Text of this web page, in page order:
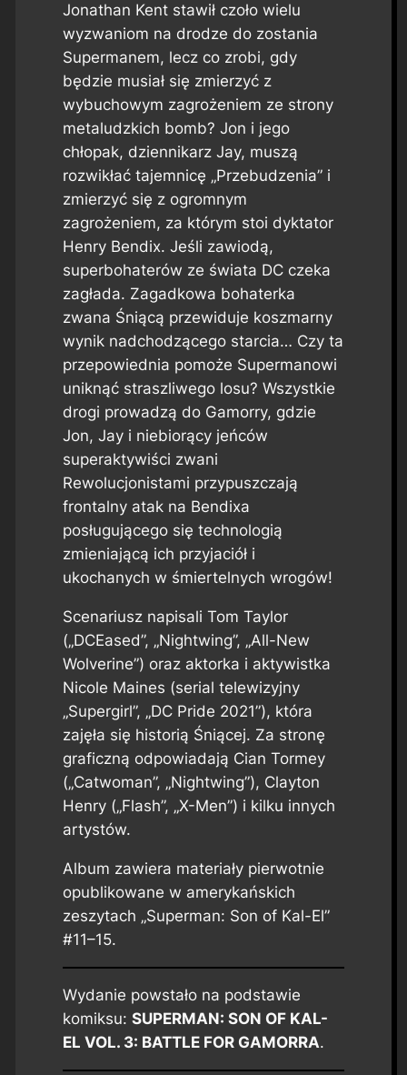
Jonathan Kent stawił czoło wielu
wyzwaniom na drodze do zostania
Supermanem, lecz co zrobi, gdy
będzie musiał się zmierzyć z
wybuchowym zagrożeniem ze strony
metaludzkich bomb? Jon i jego
chłopak, dziennikarz Jay, muszą
rozwikłać tajemnicę „Przebudzenia” i
zmierzyć się z ogromnym
zagrożeniem, za którym stoi dyktator
Henry Bendix. Jeśli zawiodą,
superbohaterów ze świata DC czeka
zagłada. Zagadkowa bohaterka
zwana Śniącą przewiduje koszmarny
wynik nadchodzącego starcia… Czy ta
przepowiednia pomoże Supermanowi
uniknąć straszliwego losu? Wszystkie
drogi prowadzą do Gamorry, gdzie
Jon, Jay i niebiorący jeńców
superaktywiści zwani
Rewolucjonistami przypuszczają
frontalny atak na Bendixa
posługującego się technologią
zmieniającą ich przyjaciół i
ukochanych w śmiertelnych wrogów!
Scenariusz napisali Tom Taylor
(„DCEased”, „Nightwing”, „All-New
Wolverine”) oraz aktorka i aktywistka
Nicole Maines (serial telewizyjny
„Supergirl”, „DC Pride 2021”), która
zajęła się historią Śniącej. Za stronę
graficzną odpowiadają Cian Tormey
(„Catwoman”, „Nightwing”), Clayton
Henry („Flash”, „X-Men”) i kilku innych
artystów.
Album zawiera materiały pierwotnie
opublikowane w amerykańskich
zeszytach „Superman: Son of Kal-El”
#11–15.
Wydanie powstało na podstawie
komiksu: SUPERMAN: SON OF KAL-
EL VOL. 3: BATTLE FOR GAMORRA.